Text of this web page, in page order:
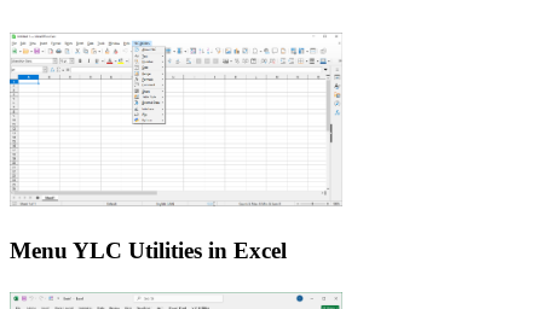
Menu YLC Utilities in Excel